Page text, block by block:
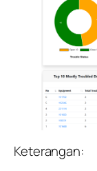
Keterangan: